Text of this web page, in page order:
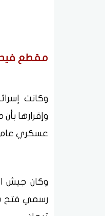
مقطع
وكانت
وإقرارها
عسكري عام 2024.
وكان جيش
رسمي فتح